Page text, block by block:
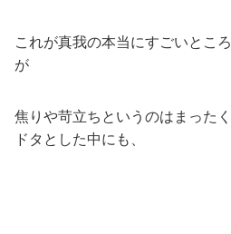
これが真我の本当にすごいとこ
が
焦りや苛立ちというのはまった
ドタとした中にも、